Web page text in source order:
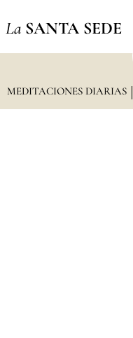
La SANTA SEDE
MEDITACIONES DIARIAS